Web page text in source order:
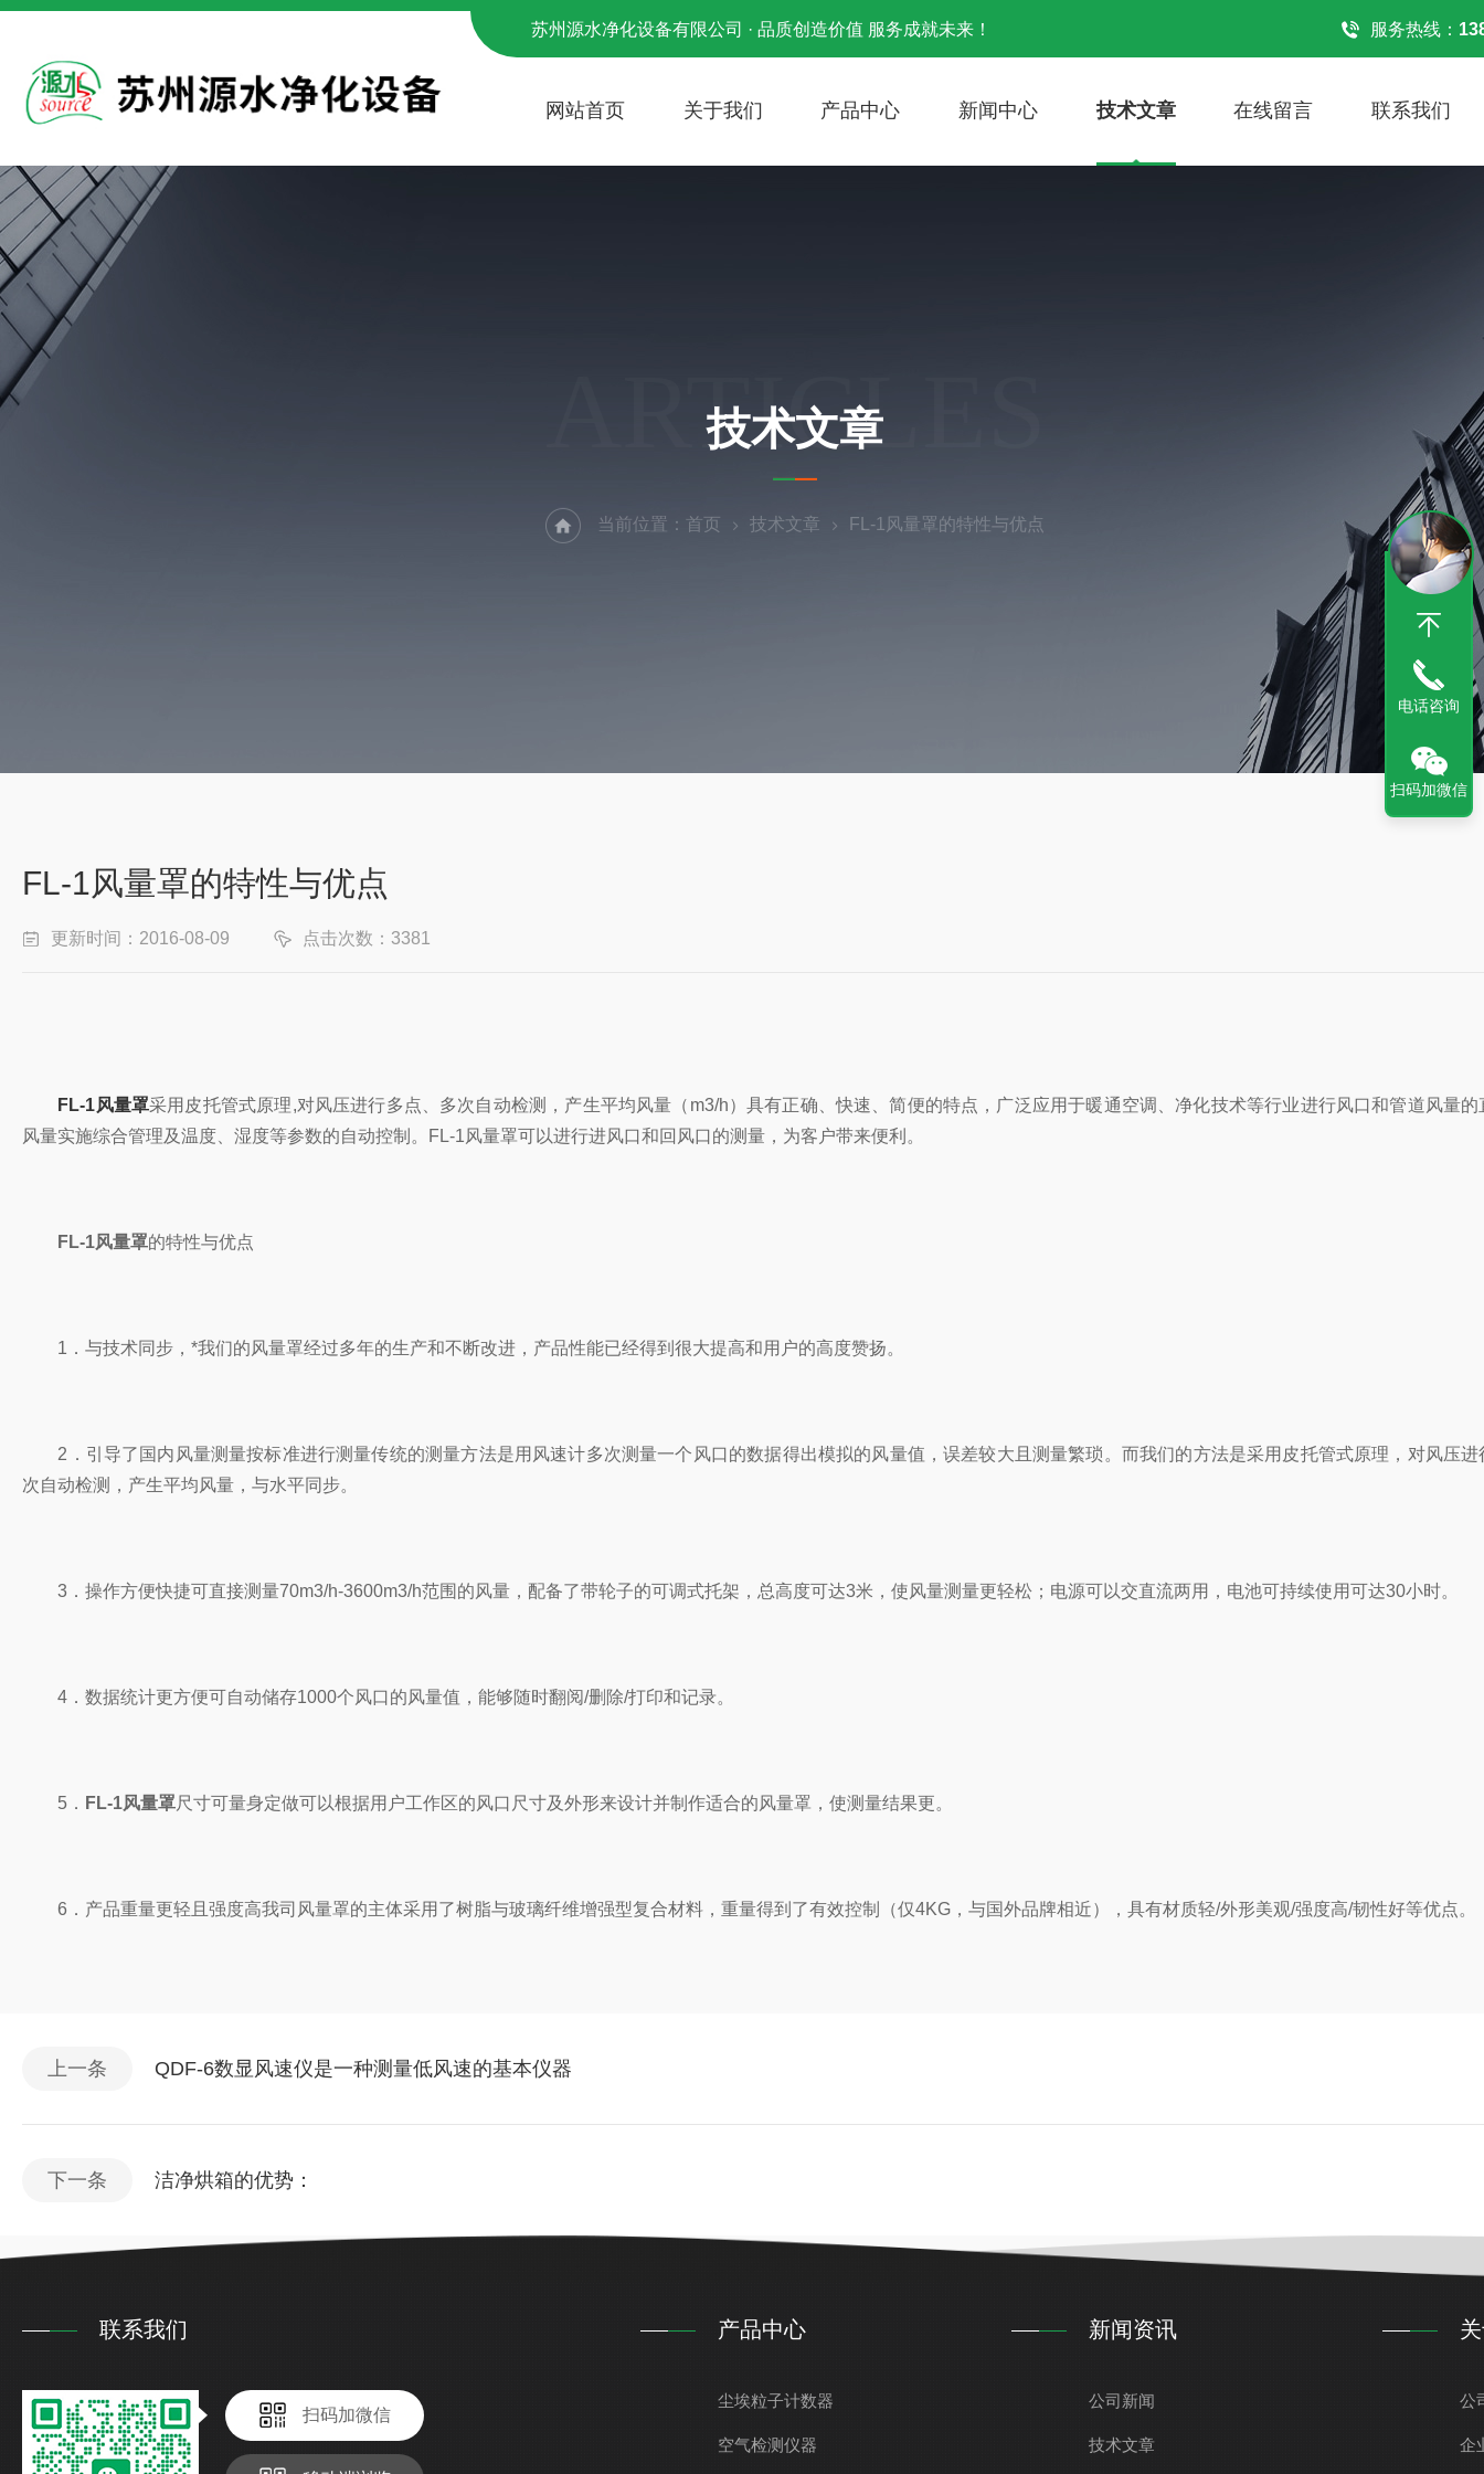
苏州源水净化设备有限公司 · 品质创造价值 服务成就未来！ 服务热线：
网站首页 关于我们 产品中心 新闻中心 技术文章 在线留言 联系我们
ARTICLES
技术文章
当前位置： 首页 技术文章 FL-1风量罩的特性与优点
FL-1风量罩的特性与优点
更新时间：2016-08-09 点击次数：3381
FL-1风量罩采用皮托管式原理,对风压进行多点、多次自动检测，产生平均风量（m3/h）具有正确、快速、简便的特点，广泛应用于暖通空调、净化技术等行业进行风口和管道风量的
风量实施综合管理及温度、湿度等参数的自动控制。FL-1风量罩可以进行进风口和回风口的测量，为客户带来便利。
FL-1风量罩的特性与优点
1．与技术同步，*我们的风量罩经过多年的生产和不断改进，产品性能已经得到很大提高和用户的高度赞扬。
2．引导了国内风量测量按标准进行测量传统的测量方法是用风速计多次测量一个风口的数据得出模拟的风量值，误差较大且测量繁琐。而我们的方法是采用皮托管式原理，对风压进
次自动检测，产生平均风量，与水平同步。
3．操作方便快捷可直接测量70m3/h-3600m3/h范围的风量，配备了带轮子的可调式托架，总高度可达3米，使风量测量更轻松；电源可以交直流两用，电池可持续使用可达30小时。
4．数据统计更方便可自动储存1000个风口的风量值，能够随时翻阅/删除/打印和记录。
5． FL-1风量罩尺寸可量身定做可以根据用户工作区的风口尺寸及外形来设计并制作适合的风量罩，使测量结果更。
6．产品重量更轻且强度高我司风量罩的主体采用了树脂与玻璃纤维增强型复合材料，重量得到了有效控制（仅4KG，与国外品牌相近），具有材质轻/外形美观/强度高/韧性好等优点。
上一条 QDF-6数显风速仪是一种测量低风速的基本仪器
下一条 洁净烘箱的优势：
联系我们
扫码加微信
产品中心
尘埃粒子计数器
空气检测仪器
新闻资讯
公司新闻
技术文章
公
企
电话咨询
扫码加微信